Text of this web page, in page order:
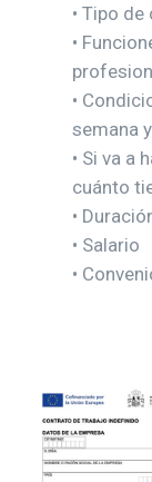
• Tipo
•
•
semana
• Si va a
cuánto
•
• Salario
•